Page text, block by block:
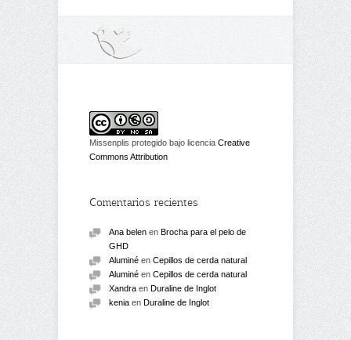
Missenplis protegido bajo licencia Creative
Commons Attribution
Comentarios recientes
Ana belen en Brocha para el pelo de
GHD
Aluminé en Cepillos de cerda natural
Aluminé en Cepillos de cerda natural
Xandra en Duraline de Inglot
kenia en Duraline de Inglot